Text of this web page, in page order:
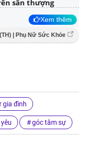
sân thượng
Xem thêm
| Phụ Nữ Sức Khỏe
gia đình
góc tâm sự